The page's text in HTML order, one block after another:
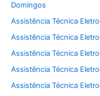
Domingos
Assistência Técnica
Assistência Técnica
Assistência Técnica
Assistência Técnica
Assistência Técnica